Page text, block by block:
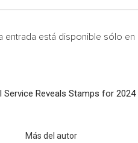
entrada está disponible sólo en
Service Reveals Stamps for 2024
Más del autor